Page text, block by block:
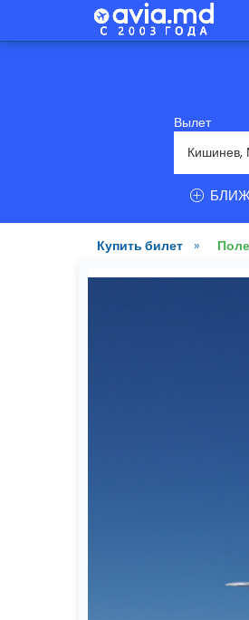
Вылет
Купить билет »